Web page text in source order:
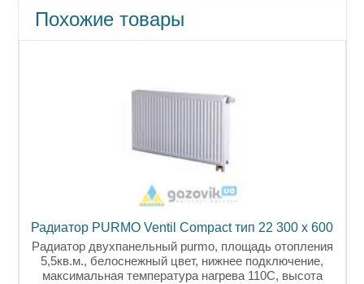
Похожие товары
Радиатор PURMO Ventil Compact тип 22 300 x 600
Радиатор двухпанельный purmo, площадь отопления
5,5кв.м., белоснежный цвет, нижнее подключение,
максимальная температура нагрева 110С, высота